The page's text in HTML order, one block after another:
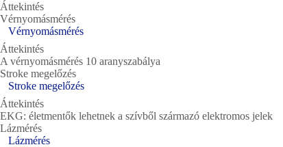
Áttekintés
Vérnyomásmérés
Vérnyomásmérés
Áttekintés
A vérnyomásmérés 10 aranyszabálya
Stroke megelőzés
Stroke megelőzés
Áttekintés
EKG: életmentők lehetnek a szívből származó elektromos jelek
Lázmérés
Lázmérés